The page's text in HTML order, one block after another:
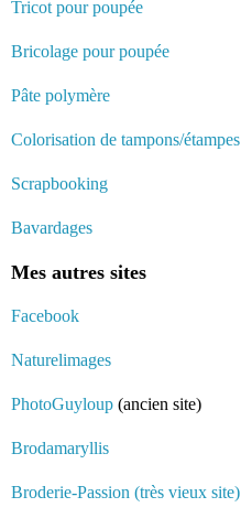
Tricot pour poupée
Bricolage pour poupée
Pâte polymère
Colorisation de tampons/étampes
Scrapbooking
Bavardages
Mes autres sites
Facebook
Naturelimages
PhotoGuyloup (ancien site)
Brodamaryllis
Broderie-Passion (très vieux site)